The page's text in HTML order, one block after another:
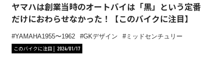
ヤマハは創業当時のオートバイは「黒」という定番
だけにおわらせなかった！【このバイクに注目】
YAMAHA1955〜1962 GKデザイン
ミッドセンチュリー
このバイクに注目
2024/01/17